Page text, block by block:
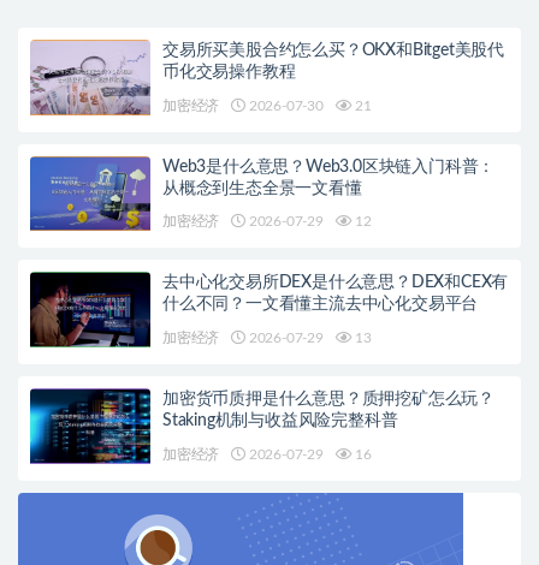
交易所买美股合约怎么买？OKX和Bitget美股代
币化交易操作教程
加密经济 2026-07-30 21
Web3是什么意思？Web3.0区块链入门科普：
从概念到生态全景一文看懂
加密经济 2026-07-29 12
去中心化交易所DEX是什么意思？DEX和CEX有
什么不同？一文看懂主流去中心化交易平台
加密经济 2026-07-29 13
加密货币质押是什么意思？质押挖矿怎么玩？
Staking机制与收益风险完整科普
加密经济 2026-07-29 16